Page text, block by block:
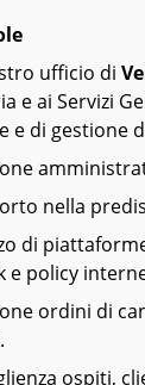
ufficio di
e ai Servizi
e di gestione
nella
di
e policy
ordini di
ospiti,